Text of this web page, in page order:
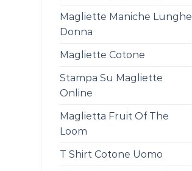
Magliette Maniche Lunghe
Donna
Magliette Cotone
Stampa Su Magliette
Online
Maglietta Fruit Of The
Loom
T Shirt Cotone Uomo